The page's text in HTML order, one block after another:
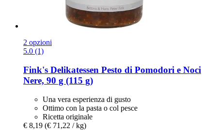
2 opzioni
5.0 (1)
Fink's Delikatessen Pesto di Pomodori e Noci
Nere, 90 g (115 g)
Una vera esperienza di gusto
Ottimo con la pasta o col pesce
Ricetta originale
€ 8,19 (€ 71,22 / kg)